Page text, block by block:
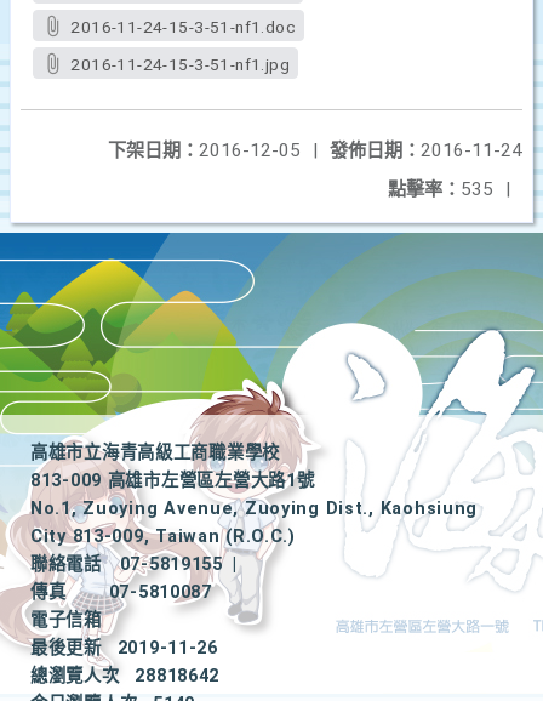
2016-11-24-15-3-51-nf1.doc
2016-11-24-15-3-51-nf1.jpg
發佈日期： 2016-11-24
下架日期： 2016-12-05
|
點擊率： 535 |
高雄市立海青高級工商職業學校
813-009 高雄市左營區左營大路1號
No.1, Zuoying Avenue, Zuoying Dist., Kaohsiung
City 813-009, Taiwan (R.O.C.)
聯絡電話
07-5819155
|
傳真
07-5810087
電子信箱
最後更新
2019-11-26
總瀏覽人次
28818642